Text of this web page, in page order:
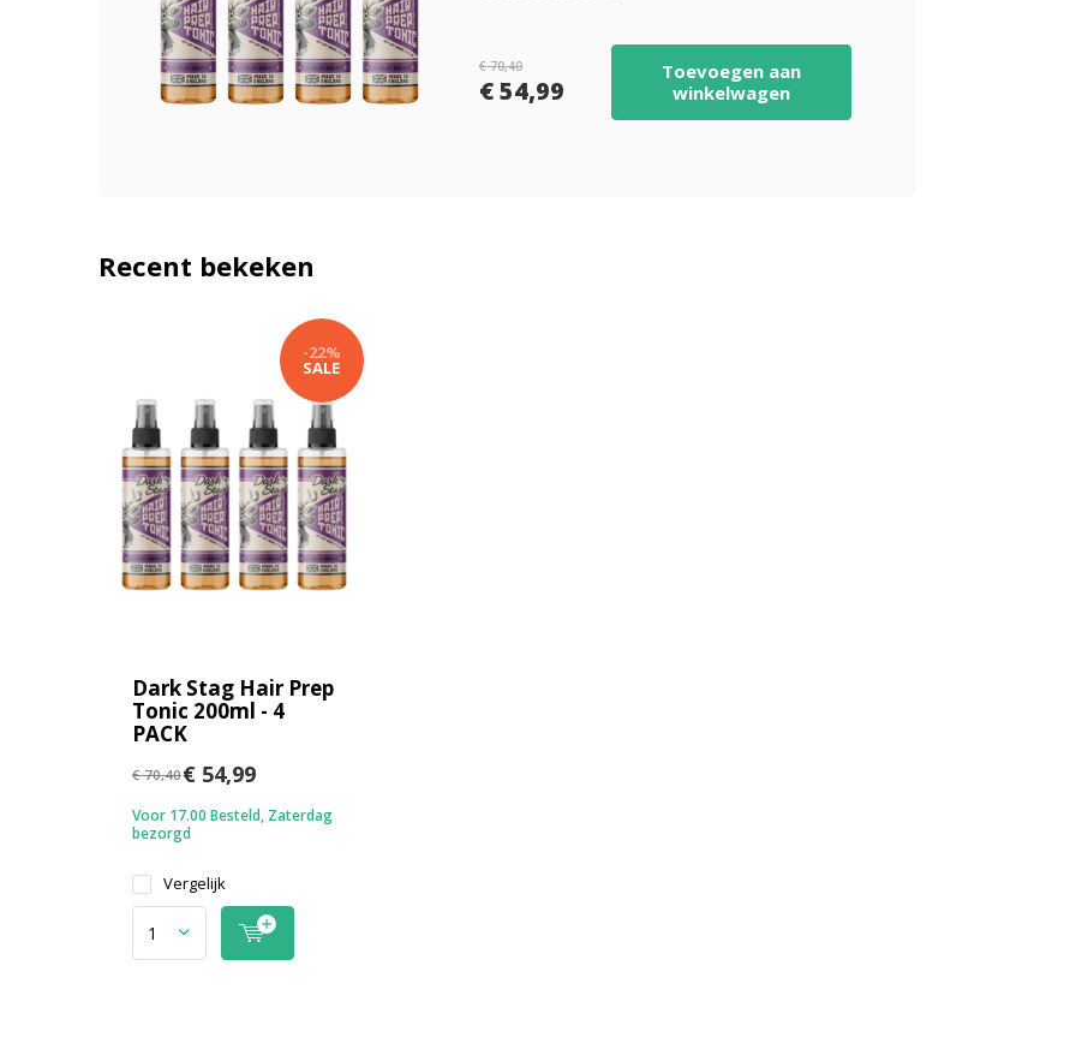
€ 70,40
€ 54,99
Toevoegen aan
winkelwagen
Recent bekeken
Dark Stag Hair Prep
Tonic 200ml - 4
PACK
-22%
SALE
€ 70,40€ 54,99
Voor 17.00 Besteld, Zaterdag
bezorgd
Vergelijk